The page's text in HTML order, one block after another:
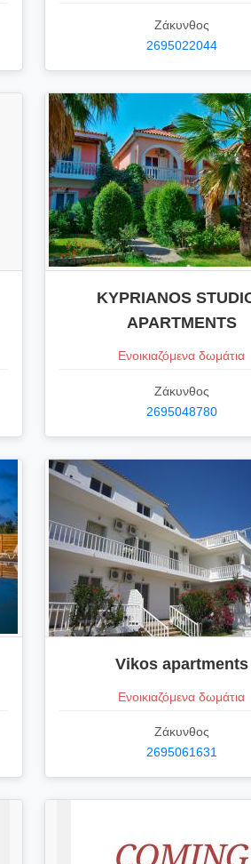
Ζάκυνθος
2695022044
KYPRIANOS
APARTMENTS
Ενοικιαζόμενα δωμάτια
Ζάκυνθος
2695048780
Vikos apartments
Ενοικιαζόμενα δωμάτια
Ζάκυνθος
2695061631